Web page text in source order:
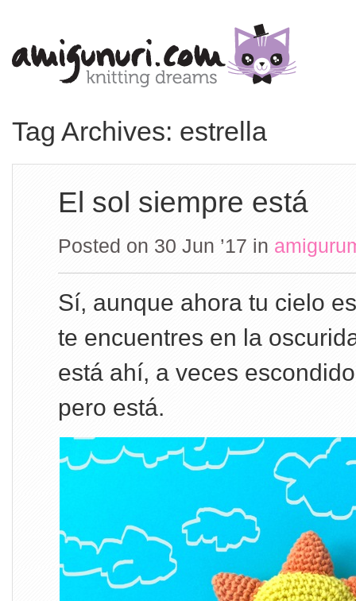
Tag Archives: estrella
El sol siempre está
Posted on 30 Jun ’17 in
Sí, aunque ahora tu cielo
te encuentres en la
está ahí, a veces
pero está.